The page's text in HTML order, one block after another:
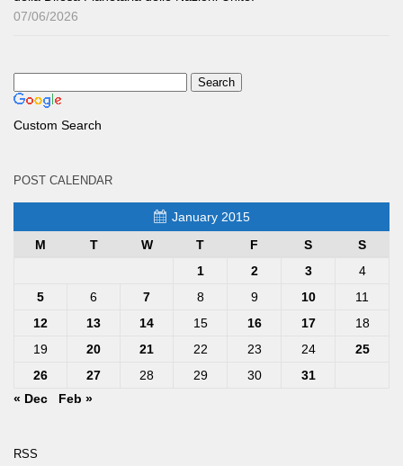
07/06/2026
Custom Search
POST CALENDAR
January 2015
M
T W T F S
S
1
2 3
4
5
6 7 8 9 10
11
12
13 14 15 16 17
18
19
20 21 22 23 24
25
26
27 28 29 30
31
« Dec
Feb »
RSS